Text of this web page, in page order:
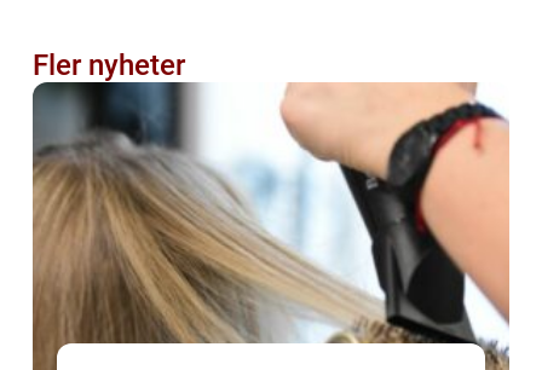
Fler nyheter